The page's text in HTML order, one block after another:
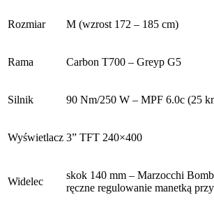
Rozmiar M (wzrost 172 – 185 cm)
Rama Carbon T700 – Greyp G5
Silnik 90 Nm/250 W – MPF 6.0c (25
Wyświetlacz 3” TFT 240×400
Widelec
skok 140 mm – Marzocchi
ręczne regulowanie manetką